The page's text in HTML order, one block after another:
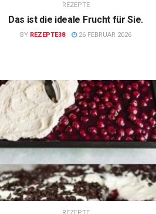
REZEPTE
Das ist die ideale Frucht für Sie.
BY REZEPTE38 26 FEBRUAR 2026